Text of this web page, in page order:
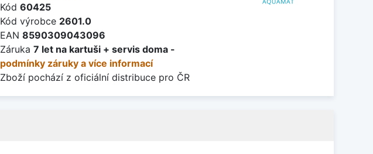
Kód 60425
Kód výrobce 2601.0
EAN 8590309043096
Záruka 7 let na kartuši + servis doma -
podmínky záruky a více informací
Zboží pochází z oficiální distribuce pro ČR